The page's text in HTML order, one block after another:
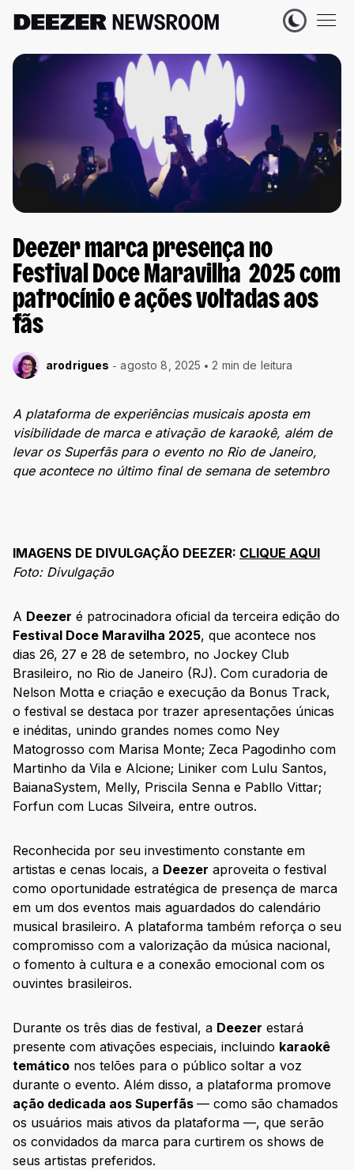
Deezer marca presença no
Festival Doce Maravilha 2025 com
patrocínio e ações voltadas aos
fãs
arodrigues agosto 8, 2025 2 min de leitura
A plataforma de experiências musicais aposta em
visibilidade de marca e ativação de karaokê, além de
levar os Superfãs para o evento no Rio de Janeiro,
que acontece no último final de semana de setembro
IMAGENS DE DIVULGAÇÃO DEEZER: CLIQUE AQUI
Foto: Divulgação
A Deezer é patrocinadora oficial da terceira edição do
Festival Doce Maravilha 2025, que acontece nos
dias 26, 27 e 28 de setembro, no Jockey Club
Brasileiro, no Rio de Janeiro (RJ). Com curadoria de
Nelson Motta e criação e execução da Bonus Track,
o festival se destaca por trazer apresentações únicas
e inéditas, unindo grandes nomes como Ney
Matogrosso com Marisa Monte; Zeca Pagodinho com
Martinho da Vila e Alcione; Liniker com Lulu Santos,
BaianaSystem, Melly, Priscila Senna e Pabllo Vittar;
Forfun com Lucas Silveira, entre outros.
Reconhecida por seu investimento constante em
artistas e cenas locais, a Deezer aproveita o festival
como oportunidade estratégica de presença de marca
em um dos eventos mais aguardados do calendário
musical brasileiro. A plataforma também reforça o seu
compromisso com a valorização da música nacional,
o fomento à cultura e a conexão emocional com os
ouvintes brasileiros.
Durante os três dias de festival, a Deezer estará
presente com ativações especiais, incluindo karaokê
temático nos telões para o público soltar a voz
durante o evento. Além disso, a plataforma promove
ação dedicada aos Superfãs — como são chamados
os usuários mais ativos da plataforma —, que serão
os convidados da marca para curtirem os shows de
seus artistas preferidos.